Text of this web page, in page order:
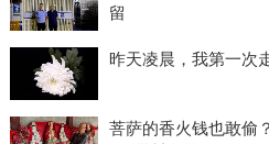
留
昨天凌晨，我第一次
菩萨的香火钱也敢偷